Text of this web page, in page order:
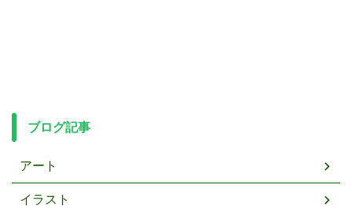
ブログ記事
アート
イラスト